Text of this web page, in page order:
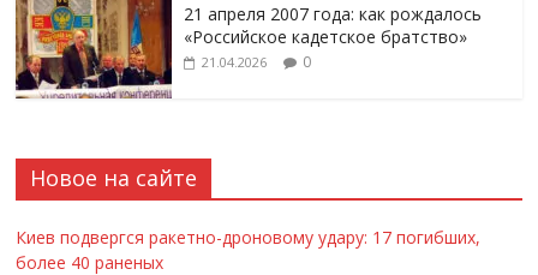
21 апреля 2007 года: как рождалось
«Российское кадетское братство»
21.04.2026 0
Новое на сайте
Киев подвергся ракетно-дроновому удару: 17 погибших,
более 40 раненых